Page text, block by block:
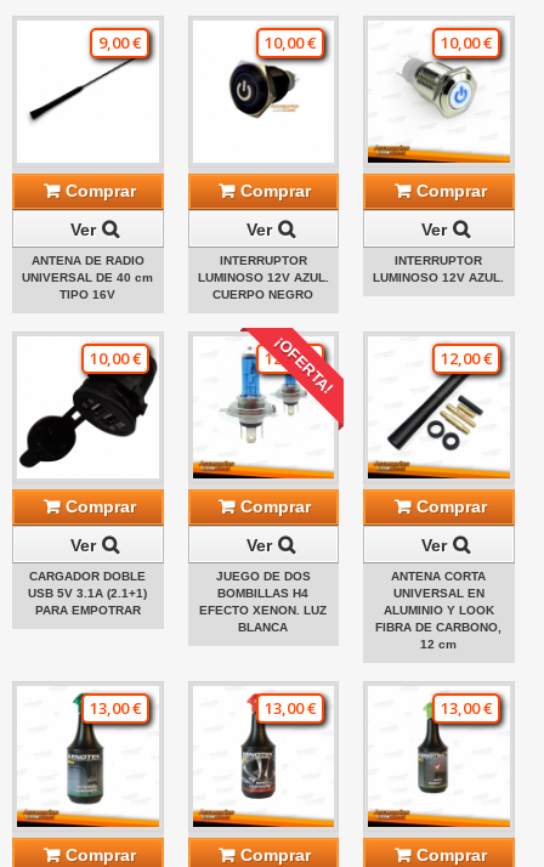
9,00 €
Comprar
Ver
ANTENA DE RADIO
UNIVERSAL DE 40 cm
TIPO 16V
10,00 €
Comprar
Ver
INTERRUPTOR
LUMINOSO 12V AZUL.
CUERPO NEGRO
10,00 €
Comprar
Ver
INTERRUPTOR
LUMINOSO 12V AZUL.
10,00 €
Comprar
Ver
CARGADOR DOBLE
USB 5V 3.1A (2.1+1)
PARA EMPOTRAR
¡OFERTA!
12,00 €
Comprar
Ver
JUEGO DE DOS
BOMBILLAS H4
EFECTO XENON. LUZ
BLANCA
12,00 €
Comprar
Ver
ANTENA CORTA
UNIVERSAL EN
ALUMINIO Y LOOK
FIBRA DE CARBONO,
12 cm
13,00 €
Comprar
13,00 €
Comprar
13,00 €
Comprar